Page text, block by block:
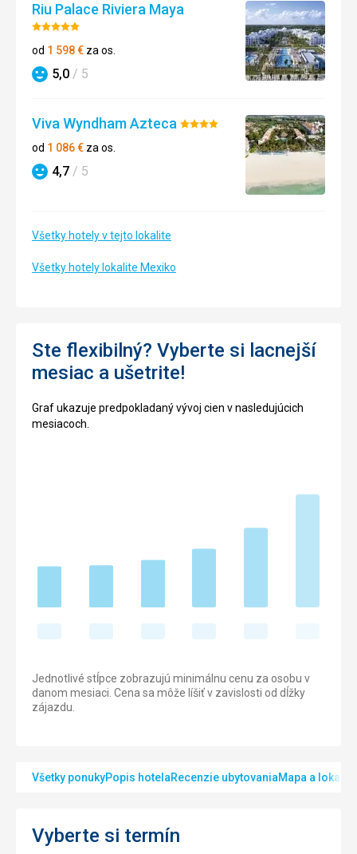
Riu Palace Riviera Maya
Hodnotenie:
5/5
od 1 598€ za os.
Hodnotenie
5,0 / 5
Viva Wyndham AztecaHodnotenie:
od 1 086€ za os.
Hodnotenie
4,7 / 5
Všetky hotely v tejto lokalite
Všetky hotely lokalite Mexiko
Ste flexibilný? Vyberte si lacnejší
mesiac a ušetrite!
Graf ukazuje predpokladaný vývoj cien v nasledujúcich
mesiacoch.
Jednotlivé stĺpce zobrazujú minimálnu cenu za osobu v
danom mesiaci. Cena sa môže líšiť v zavislosti od dĺžky
zájazdu.
Všetky ponukyPopis hotelaRecenzie ubytovaniaMapa a lokalita
Vyberte si termín